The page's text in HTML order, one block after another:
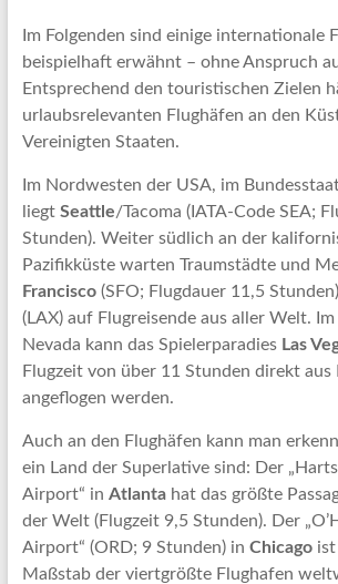
Im Folgenden sind einige internationale
beispielhaft erwähnt – ohne Anspruch
Entsprechend den touristischen Zielen
urlaubsrelevanten Flughäfen an den
Vereinigten Staaten.
Im Nordwesten der USA, im
liegt Seattle/Tacoma (IATA-Code SEA;
Stunden). Weiter südlich an der
Pazifikküste warten Traumstädte und
Francisco(SFO; Flugdauer 11,5
(LAX) auf Flugreisende aus aller Welt.
Nevada kann das Spielerparadies Las
Flugzeit von über 11 Stunden direkt aus
angeflogen werden.
Auch an den Flughäfen kann man
ein Land der Superlative sind: Der
Airport“ in Atlantahat das größte
der Welt (Flugzeit 9,5 Stunden). Der
Airport“ (ORD; 9 Stunden) in Chicagoist
Maßstab der viertgrößte Flughafen